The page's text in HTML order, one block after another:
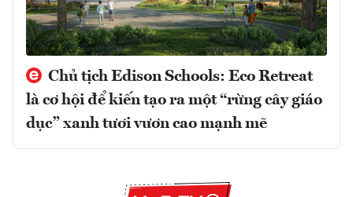
Chủ tịch Edison Schools: Eco Retreat
là cơ hội để kiến tạo ra một “rừng cây giáo
dục” xanh tươi vươn cao mạnh mẽ